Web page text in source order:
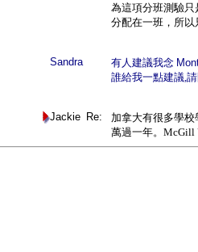
為這項分班測驗
分配在一班，所
Sandra 有人建議我念
誰給我一點建議,
Jackie Re:
加拿大有很多學
萬過一年。McGill